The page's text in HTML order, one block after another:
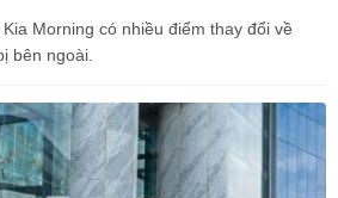
Morning có nhiều điểm thay đổi về
bên ngoài.